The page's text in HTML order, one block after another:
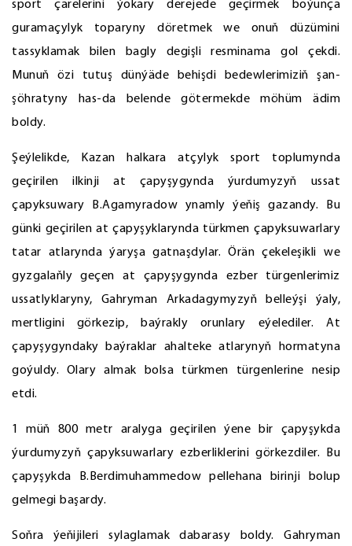
sport çärelerini ýokary derejede geçirmek boýunça
guramaçylyk toparyny döretmek we onuň düzümini
tassyklamak bilen bagly degişli resminama gol çekdi.
Munuň özi tutuş dünýäde behişdi bedewlerimiziň şan-
şöhratyny has-da belende götermekde möhüm ädim
boldy.
Şeýlelikde, Kazan halkara atçylyk sport toplumynda
geçirilen ilkinji at çapyşygynda ýurdumyzyň ussat
çapyksuwary B.Agamyradow ynamly ýeňiş gazandy. Bu
günki geçirilen at çapyşyklarynda türkmen çapyksuwarlary
tatar atlarynda ýaryşa gatnaşdylar. Örän çekeleşikli we
gyzgalaňly geçen at çapyşygynda ezber türgenlerimiz
ussatlyklaryny, Gahryman Arkadagymyzyň belleýşi ýaly,
mertligini görkezip, baýrakly orunlary eýelediler. At
çapyşygyndaky baýraklar ahalteke atlarynyň hormatyna
goýuldy. Olary almak bolsa türkmen türgenlerine nesip
etdi.
1 müň 800 metr aralyga geçirilen ýene bir çapyşykda
ýurdumyzyň çapyksuwarlary ezberliklerini görkezdiler. Bu
çapyşykda B.Berdimuhammedow pellehana birinji bolup
gelmegi başardy.
Soňra ýeňijileri sylaglamak dabarasy boldy. Gahryman